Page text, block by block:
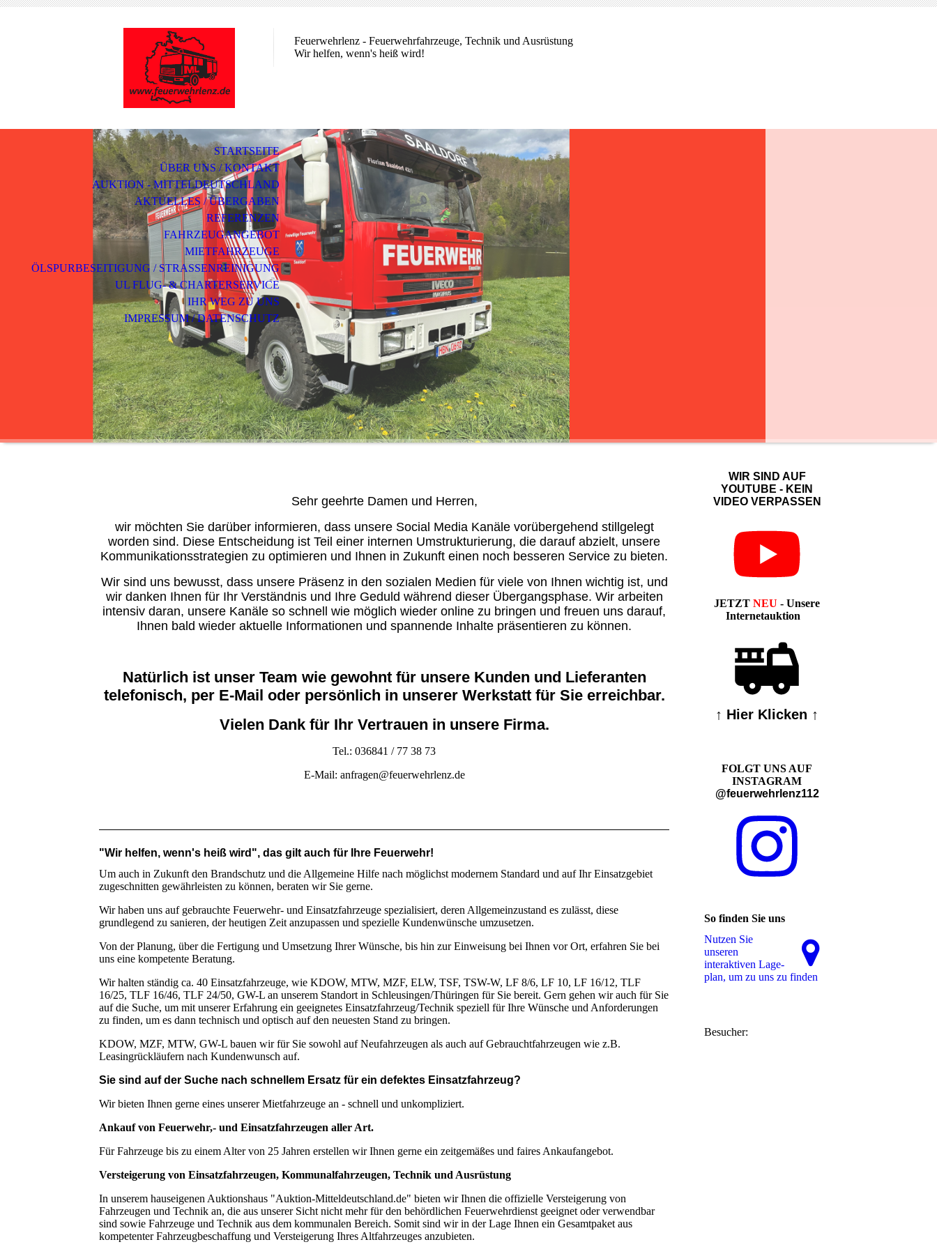
Feuerwehrlenz - Feuerwehrfahrzeuge, Technik und Ausrüstung
Wir helfen, wenn's heiß wird!
STARTSEITE
ÜBER UNS / KONTAKT
AUKTION - MITTELDEUTSCHLAND
AKTUELLES / ÜBERGABEN
REFERENZEN
FAHRZEUGANGEBOT
MIETFAHRZEUGE
ÖLSPURBESEITIGUNG / STRASSENREINIGUNG
UL FLUG- & CHARTERSERVICE
IHR WEG ZU UNS
IMPRESSUM / DATENSCHUTZ
Sehr geehrte Damen und Herren,
wir möchten Sie darüber informieren, dass unsere Social Media Kanäle vorübergehend stillgelegt
worden sind. Diese Entscheidung ist Teil einer internen Umstrukturierung, die darauf abzielt, unsere
Kommunikationsstrategien zu optimieren und Ihnen in Zukunft einen noch besseren Service zu bieten.
Wir sind uns bewusst, dass unsere Präsenz in den sozialen Medien für viele von Ihnen wichtig ist, und
wir danken Ihnen für Ihr Verständnis und Ihre Geduld während dieser Übergangsphase. Wir arbeiten
intensiv daran, unsere Kanäle so schnell wie möglich wieder online zu bringen und freuen uns darauf,
Ihnen bald wieder aktuelle Informationen und spannende Inhalte präsentieren zu können.
Natürlich ist unser Team wie gewohnt für unsere Kunden und Lieferanten
telefonisch, per E-Mail oder persönlich in unserer Werkstatt für Sie erreichbar.
Vielen Dank für Ihr Vertrauen in unsere Firma.
Tel.: 036841 / 77 38 73
E-Mail: anfragen@feuerwehrlenz.de
"Wir helfen, wenn's heiß wird", das gilt auch für Ihre Feuerwehr!
Um auch in Zukunft den Brandschutz und die Allgemeine Hilfe nach möglichst modernem Standard und auf Ihr Einsatzgebiet
zugeschnitten gewährleisten zu können, beraten wir Sie gerne.
Wir haben uns auf gebrauchte Feuerwehr- und Einsatzfahrzeuge spezialisiert, deren Allgemeinzustand es zulässt, diese
grundlegend zu sanieren, der heutigen Zeit anzupassen und spezielle Kundenwünsche umzusetzen.
Von der Planung, über die Fertigung und Umsetzung Ihrer Wünsche, bis hin zur Einweisung bei Ihnen vor Ort, erfahren Sie bei
uns eine kompetente Beratung.
Wir halten ständig ca. 40 Einsatzfahrzeuge, wie KDOW, MTW, MZF, ELW, TSF, TSW-W, LF 8/6, LF 10, LF 16/12, TLF
16/25, TLF 16/46, TLF 24/50, GW-L an unserem Standort in Schleusingen/Thüringen für Sie bereit. Gern gehen wir auch für Sie
auf die Suche, um mit unserer Erfahrung ein geeignetes Einsatzfahrzeug/Technik speziell für Ihre Wünsche und Anforderungen
zu finden, um es dann technisch und optisch auf den neuesten Stand zu bringen.
KDOW, MZF, MTW, GW-L bauen wir für Sie sowohl auf Neufahrzeugen als auch auf Gebrauchtfahrzeugen wie z.B.
Leasingrückläufern nach Kundenwunsch auf.
Sie sind auf der Suche nach schnellem Ersatz für ein defektes Einsatzfahrzeug?
Wir bieten Ihnen gerne eines unserer Mietfahrzeuge an - schnell und unkompliziert.
Ankauf von Feuerwehr,- und Einsatzfahrzeugen aller Art.
Für Fahrzeuge bis zu einem Alter von 25 Jahren erstellen wir Ihnen gerne ein zeitgemäßes und faires Ankaufangebot.
Versteigerung von Einsatzfahrzeugen, Kommunalfahrzeugen, Technik und Ausrüstung
In unserem hauseigenen Auktionshaus "Auktion-Mitteldeutschland.de" bieten wir Ihnen die offizielle Versteigerung von
Fahrzeugen und Technik an, die aus unserer Sicht nicht mehr für den behördlichen Feuerwehrdienst geeignet oder verwendbar
sind sowie Fahrzeuge und Technik aus dem kommunalen Bereich. Somit sind wir in der Lage Ihnen ein Gesamtpaket aus
kompetenter Fahrzeugbeschaffung und Versteigerung Ihres Altfahrzeuges anzubieten.
WIR SIND AUF
YOUTUBE - KEIN
VIDEO VERPASSEN
JETZT NEU - Unsere
Internetauktion
↑ Hier Klicken ↑
FOLGT UNS AUF
INSTAGRAM
@feuerwehrlenz112
So finden Sie uns
Nutzen Sie
unseren
interaktiven La­ge­
plan, um zu uns zu finden
Besucher: